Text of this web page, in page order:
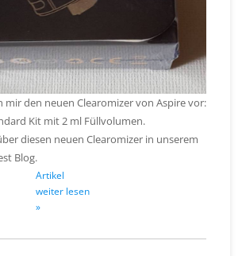
mir den neuen Clearomizer von Aspire vor:
Kit mit 2 ml Füllvolumen.
diesen neuen Clearomizer in unserem
Blog.
Artikel
weiter lesen
»